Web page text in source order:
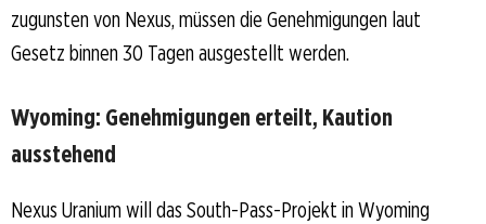
zugunsten von Nexus, müssen die Genehmigungen laut
Gesetz binnen 30 Tagen ausgestellt werden.
Wyoming: Genehmigungen erteilt, Kaution
ausstehend
Nexus Uranium will das South-Pass-Projekt in Wyoming